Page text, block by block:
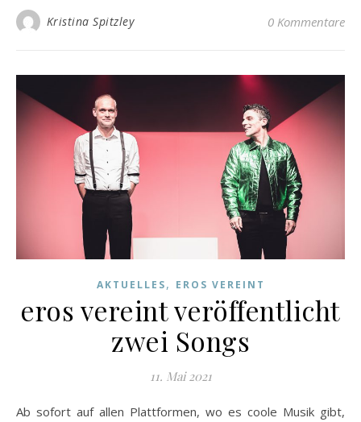
Kristina Spitzley 0 Kommentare
AKTUELLES, EROS VEREINT
eros vereint veröffentlicht
zwei Songs
11. Mai 2021
Ab sofort auf allen Plattformen, wo es coole Musik gibt,